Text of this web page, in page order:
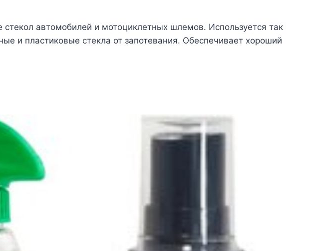
автомобилей и мотоциклетных шлемов. Используется так
и пластиковые стекла от запотевания. Обеспечивает хороший